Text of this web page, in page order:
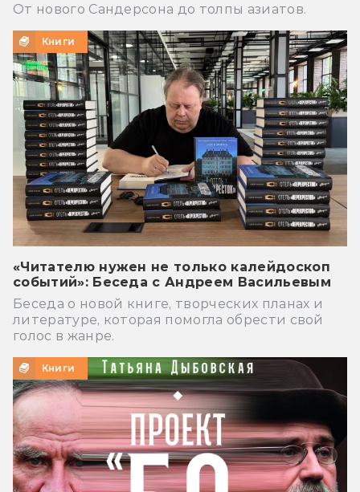
От нового Сандерсона до толпы азиатов.
Книги
«Читателю нужен не только калейдоскоп
событий»: Беседа с Андреем Васильевым
Беседа о новой книге, творческих планах и
литературе, которая помогла обрести свой
голос в жанре.
Книги